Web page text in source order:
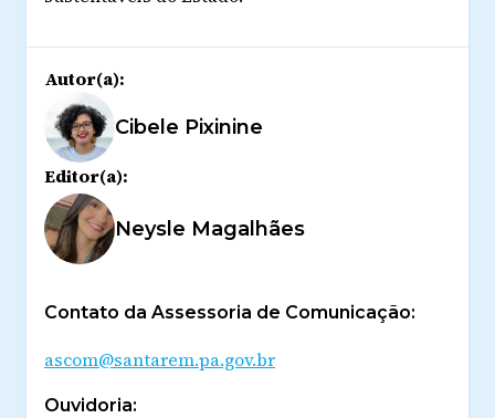
Autor(a):
Cibele Pixinine
Editor(a):
Neysle Magalhães
Contato da Assessoria de Comunicação:
ascom@santarem.pa.gov.br
Ouvidoria: